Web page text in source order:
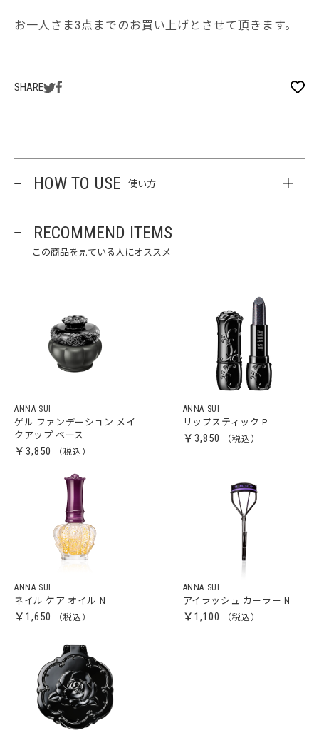
お一人さま3点までのお買い上げとさせて頂きます。
SHARE
HOW TO USE 使い方
RECOMMEND ITEMS
この商品を見ている人にオススメ
ANNA SUI
ゲル ファンデーション メイ
クアップ ベース
￥3,850
ANNA SUI
リップスティック P
￥3,850
ANNA SUI
ネイル ケア オイル N
￥1,650
ANNA SUI
アイラッシュ カーラー N
￥1,100